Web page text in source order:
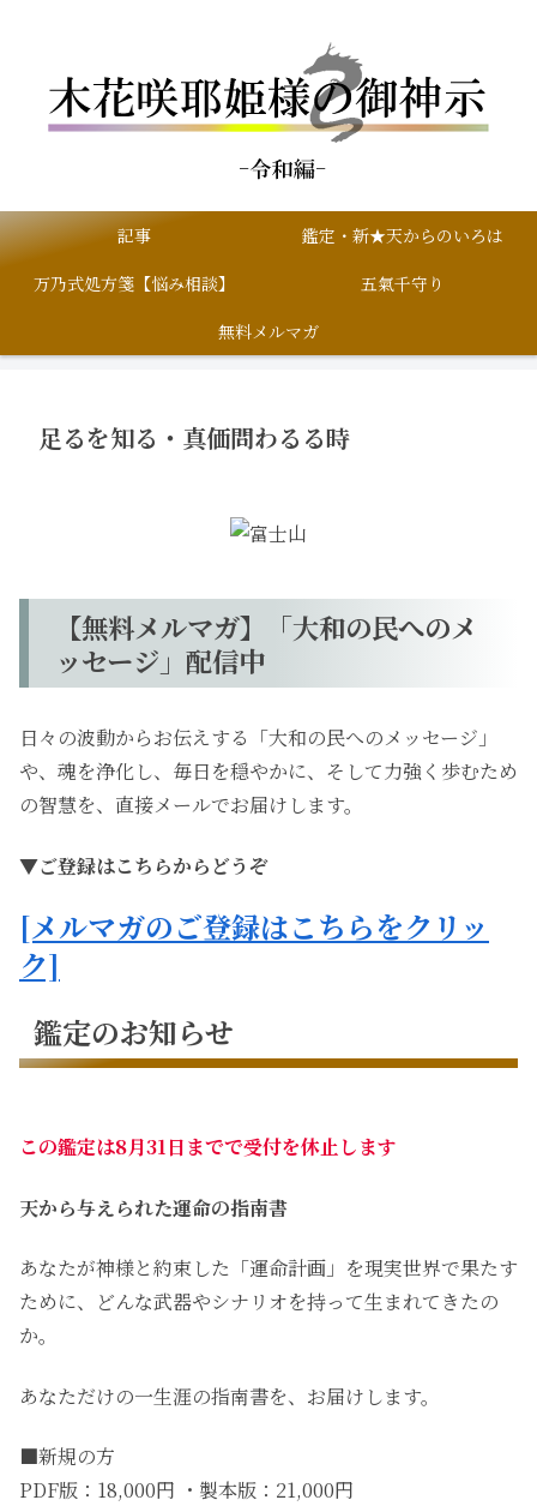
記事
鑑定・新★天からのいろは
万乃式処方箋【悩み相談】
五氣千守り
無料メルマガ
足るを知る・真価問わるる時
【無料メルマガ】「大和の民へのメ
ッセージ」配信中
日々の波動からお伝えする「大和の民へのメッセージ」
や、魂を浄化し、毎日を穏やかに、そして力強く歩むため
の智慧を、直接メールでお届けします。
▼ご登録はこちらからどうぞ
[メルマガのご登録はこちらをクリッ
ク]
鑑定のお知らせ
この鑑定は8月31日までで受付を休止します
天から与えられた運命の指南書
あなたが神様と約束した「運命計画」を現実世界で果たす
ために、どんな武器やシナリオを持って生まれてきたの
か。
あなただけの一生涯の指南書を、お届けします。
■新規の方
PDF版：18,000円 ・製本版：21,000円